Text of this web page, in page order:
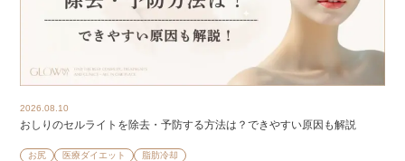
2026.08.10
おしりのセルライトを除去・予防する方法は？できやすい原因も解説
お尻 医療ダイエット 脂肪冷却